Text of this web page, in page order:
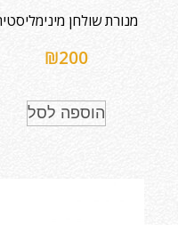
מנורת שולחן
₪200
הוספה לסל